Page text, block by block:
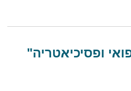
ופסיכיאטריה"